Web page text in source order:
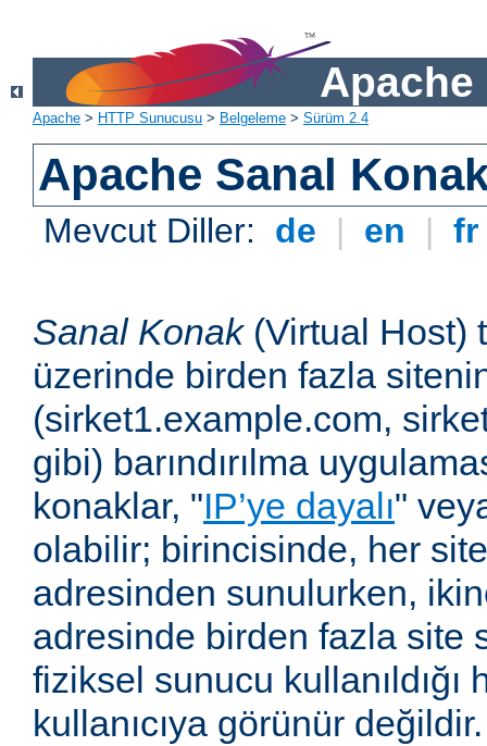
Apache
Apache > HTTP Sunucusu > Belgeleme > Sürüm 2.4
Apache Sanal
Mevcut Diller: de | en |
Sanal Konak(Virtual Host)
üzerinde birden fazla
(sirket1.example.com,
gibi) barındırılma
konaklar, "IP’ye dayalı"
olabilir; birincisinde, her
adresinden sunulurken,
adresinde birden fazla site
fiziksel sunucu
kullanıcıya görünür değildir.